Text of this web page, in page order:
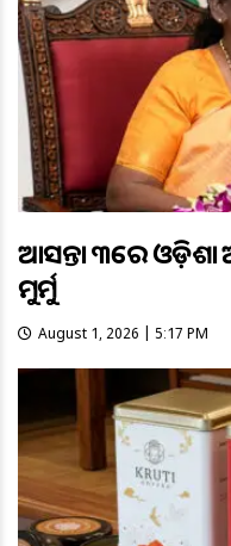
ଆସନ୍ତା ୩ରେ ଓଡ଼ିଶା
ମୁର୍ମୁ
August 1, 2026 | 5:17 PM